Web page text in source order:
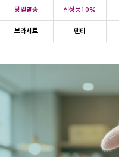
당일발송 신상품10%
브라세트 팬티